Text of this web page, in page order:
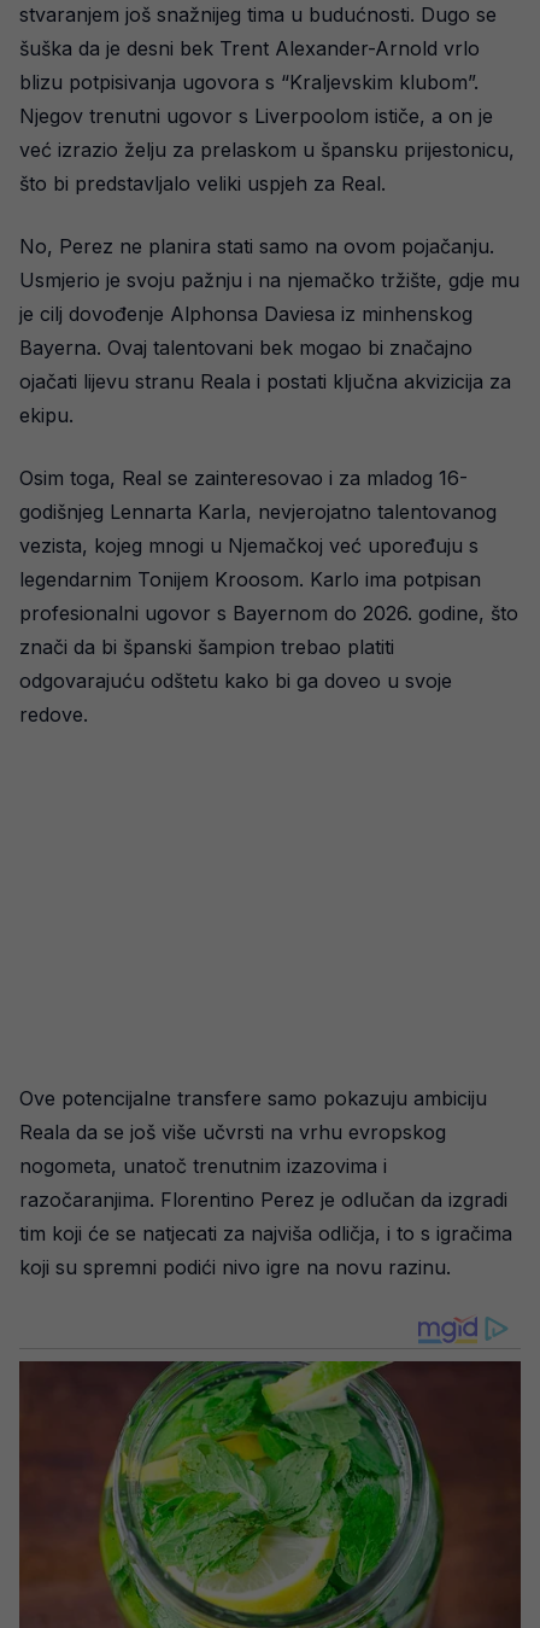
stvaranjem još snažnijeg tima u budućnosti. Dugo se
šuška da je desni bek Trent Alexander-Arnold vrlo
blizu potpisivanja ugovora s “Kraljevskim klubom”.
Njegov trenutni ugovor s Liverpoolom ističe, a on je
već izrazio želju za prelaskom u špansku prijestonicu,
što bi predstavljalo veliki uspjeh za Real.
No, Perez ne planira stati samo na ovom pojačanju.
Usmjerio je svoju pažnju i na njemačko tržište, gdje mu
je cilj dovođenje Alphonsa Daviesa iz minhenskog
Bayerna. Ovaj talentovani bek mogao bi značajno
ojačati lijevu stranu Reala i postati ključna akvizicija za
ekipu.
Osim toga, Real se zainteresovao i za mladog 16-
godišnjeg Lennarta Karla, nevjerojatno talentovanog
vezista, kojeg mnogi u Njemačkoj već upoređuju s
legendarnim Tonijem Kroosom. Karlo ima potpisan
profesionalni ugovor s Bayernom do 2026. godine, što
znači da bi španski šampion trebao platiti
odgovarajuću odštetu kako bi ga doveo u svoje
redove.
Ove potencijalne transfere samo pokazuju ambiciju
Reala da se još više učvrsti na vrhu evropskog
nogometa, unatoč trenutnim izazovima i
razočaranjima. Florentino Perez je odlučan da izgradi
tim koji će se natjecati za najviša odličja, i to s igračima
koji su spremni podići nivo igre na novu razinu.